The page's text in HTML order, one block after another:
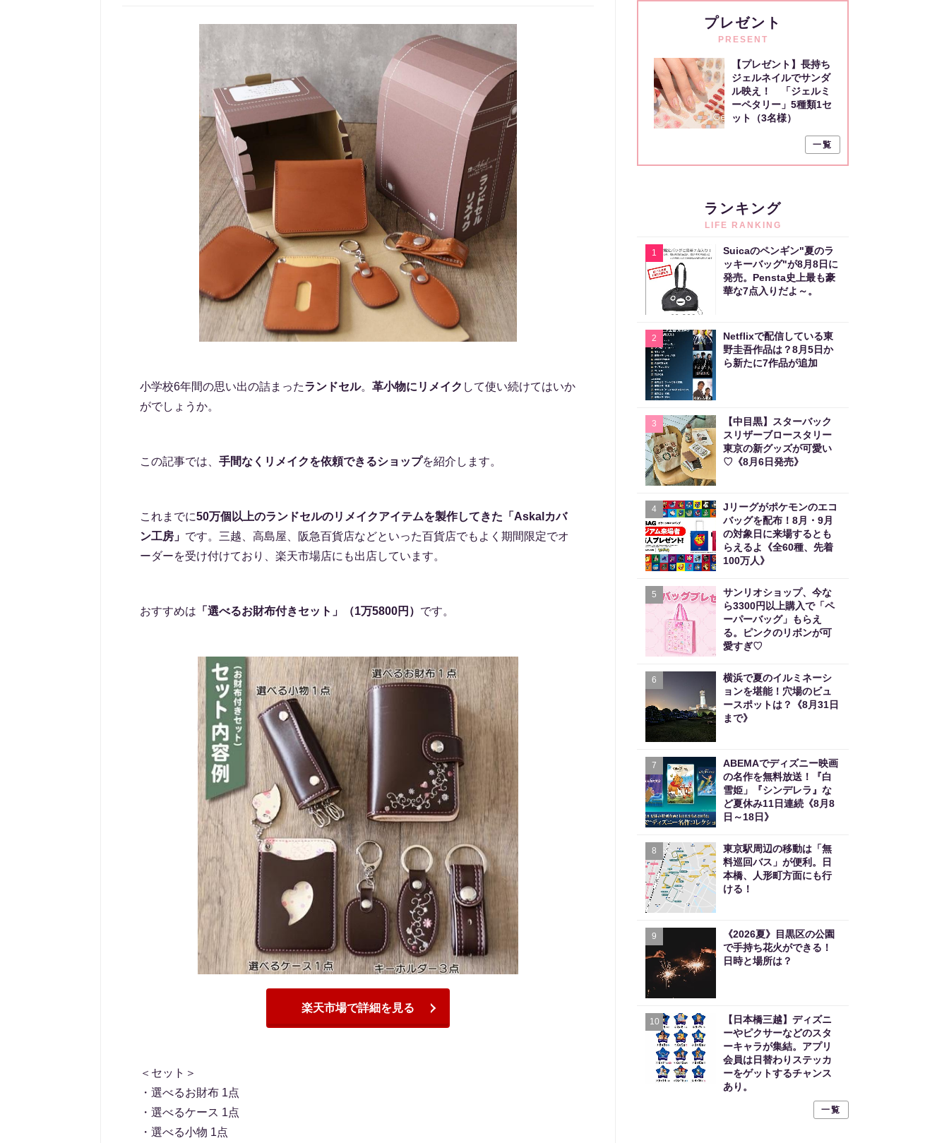
小学校6年間の思い出の詰まったランドセル。 革小物にリメイク して使い続けてはいか
がでしょうか。
この記事では、 手間なくリメイクを依頼できるショップを紹介します。
これまでに50万個以上のランドセルのリメイクアイテムを製作してきた「Askalカバ
ン工房」 です。三越、高島屋、阪急百貨店などといった百貨店でもよく期間限定でオ
ーダーを受け付けており、楽天市場店にも出店しています。
おすすめは 「選べるお財布付きセット」（1万5800円） です。
楽天市場で詳細を見る
＜セット＞
・選べるお財布 1点
・選べるケース 1点
・選べる小物 1点
プレゼント
PRESENT
【プレゼント】長持ち
ジェルネイルでサンダ
ル映え！ 「ジェルミ
ーペタリー」5種類1セ
ット（3名様）
一覧
ランキング
LIFE RANKING
1
Suicaのペンギン"夏のラ
ッキーバッグ"が8月8日に
発売。Pensta史上最も豪
華な7点入りだよ～。
2
Netflixで配信している東
野圭吾作品は？8月5日か
ら新たに7作品が追加
3
【中目黒】スターバック
スリザーブロースタリー
東京の新グッズが可愛い
♡《8月6日発売》
4
Jリーグがポケモンのエコ
バッグを配布！8月・9月
の対象日に来場するとも
らえるよ《全60種、先着
100万人》
5
サンリオショップ、今な
ら3300円以上購入で「ペ
ーパーバッグ」もらえ
る。ピンクのリボンが可
愛すぎ♡
6
横浜で夏のイルミネーシ
ョンを堪能！穴場のビュ
ースポットは？《8月31日
まで》
7
ABEMAでディズニー映画
の名作を無料放送！『白
雪姫」『シンデレラ』な
ど夏休み11日連続《8月8
日～18日》
8
東京駅周辺の移動は「無
料巡回バス」が便利。日
本橋、人形町方面にも行
ける！
9
《2026夏》目黒区の公園
で手持ち花火ができる！
日時と場所は？
10
【日本橋三越】ディズニ
ーやピクサーなどのスタ
ーキャラが集結。アプリ
会員は日替わりステッカ
ーをゲットするチャンス
あり。
一覧